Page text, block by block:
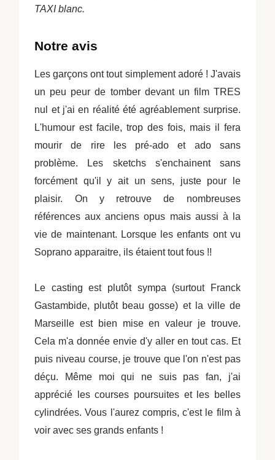
TAXI blanc.
Notre avis
Les garçons ont tout simplement adoré ! J'avais
un peu peur de tomber devant un film TRES
nul et j'ai en réalité été agréablement surprise.
L'humour est facile, trop des fois, mais il fera
mourir de rire les pré-ado et ado sans
problème. Les sketchs s'enchainent sans
forcément qu'il y ait un sens, juste pour le
plaisir. On y retrouve de nombreuses
références aux anciens opus mais aussi à la
vie de maintenant. Lorsque les enfants ont vu
Soprano apparaitre, ils étaient tout fous !!
Le casting est plutôt sympa (surtout Franck
Gastambide, plutôt beau gosse) et la ville de
Marseille est bien mise en valeur je trouve.
Cela m'a donnée envie d'y aller en tout cas. Et
puis niveau course, je trouve que l'on n'est pas
déçu. Même moi qui ne suis pas fan, j'ai
apprécié les courses poursuites et les belles
cylindrées.Vous l'aurez compris, c'est le film à
voir avec ses grands enfants !